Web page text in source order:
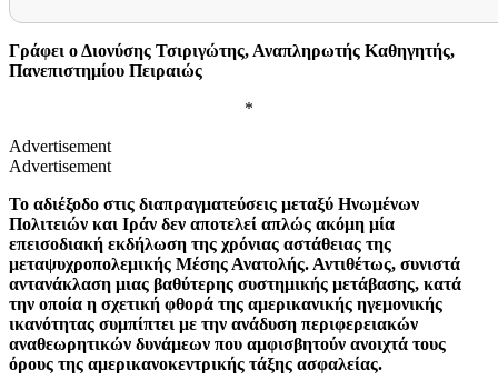
Γράφει ο Διονύσης Τσιριγώτης, Αναπληρωτής Καθηγητής,
Πανεπιστημίου Πειραιώς
*
Advertisement
Advertisement
Το αδιέξοδο στις διαπραγματεύσεις μεταξύ Ηνωμένων
Πολιτειών και Ιράν δεν αποτελεί απλώς ακόμη μία
επεισοδιακή εκδήλωση της χρόνιας αστάθειας της
μεταψυχροπολεμικής Μέσης Ανατολής. Αντιθέτως, συνιστά
αντανάκλαση μιας βαθύτερης συστημικής μετάβασης, κατά
την οποία η σχετική φθορά της αμερικανικής ηγεμονικής
ικανότητας συμπίπτει με την ανάδυση περιφερειακών
αναθεωρητικών δυνάμεων που αμφισβητούν ανοιχτά τους
όρους της αμερικανοκεντρικής τάξης ασφαλείας.